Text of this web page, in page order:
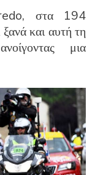
στα 194
ξανά και αυτή τη
μια